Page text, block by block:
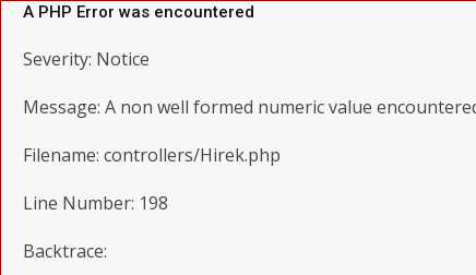
A PHP Error was encountered
Severity: Notice
Message: A non well formed numeric value
Filename: controllers/Hirek.php
Line Number: 198
Backtrace: